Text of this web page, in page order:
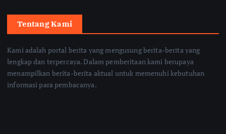
Tentang Kami
Kami adalah portal berita yang mengusung berita-berita yang
lengkap dan terpercaya. Dalam pemberitaan kami berupaya
menampilkan berita-berita aktual untuk memenuhi kebutuhan
informasi para pembacanya.